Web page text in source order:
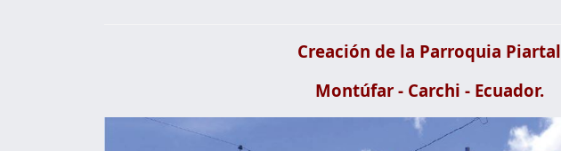
Creación de la Parroquia Piartal
Montúfar - Carchi - Ecuador.